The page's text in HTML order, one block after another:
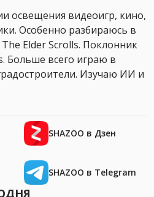
освещения видеоигр, кино,
Особенно разбираюсь в
Elder Scrolls. Поклонник
Больше всего играю в
Изучаю ИИ и
SHAZOO в Дзен
SHAZOO в Telegram